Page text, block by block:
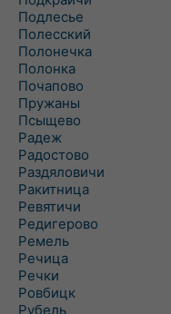
Подлесье
Полесский
Полонечка
Полонка
Почапово
Пружаны
Псыщево
Радеж
Радостово
Раздяловичи
Ракитница
Ревятичи
Редигерово
Ремель
Речица
Речки
Ровбицк
Рубель